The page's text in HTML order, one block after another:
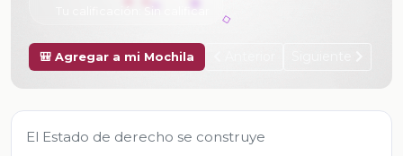
Sin calificar
🎒 Agregar a mi Mochila
El Estado de derecho se construye